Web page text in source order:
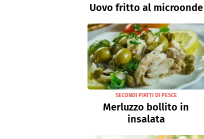
Uovo fritto al microonde
SECONDI PIATTI DI PESCE
Merluzzo bollito in
insalata